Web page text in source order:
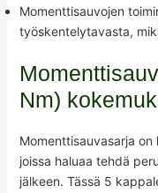
Momenttisauvojen
työskentelytavasta,
Nm)
Momenttisauvasarja
joissa haluaa tehdä
jälkeen. Tässä 5